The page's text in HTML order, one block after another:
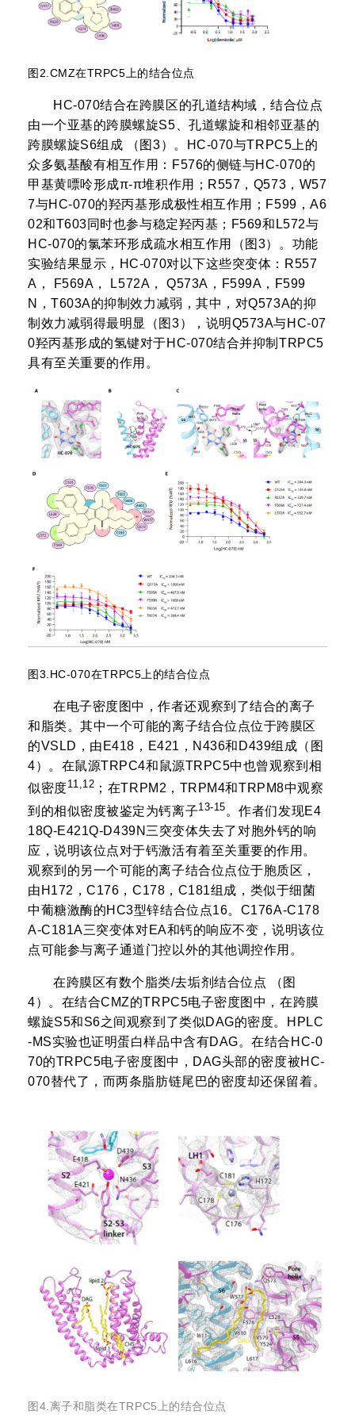
图2.CMZ在TRPC5上的结合位点
HC-070结合在跨膜区的孔道结构域，结合位点
由一个亚基的跨膜螺旋S5、孔道螺旋和相邻亚基的
跨膜螺旋S6组成 （图3）。HC-070与TRPC5上的
众多氨基酸有相互作用：F576的侧链与HC-070的
甲基黄嘌呤形成π-π堆积作用；R557，Q573，W57
7与HC-070的羟丙基形成极性相互作用；F599，A6
02和T603同时也参与稳定羟丙基；F569和L572与
HC-070的氯苯环形成疏水相互作用（图3）。功能
实验结果显示，HC-070对以下这些突变体：R557
A， F569A， L572A， Q573A，F599A，F599
N，T603A的抑制效力减弱，其中，对Q573A的抑
制效力减弱得最明显（图3），说明Q573A与HC-07
0羟丙基形成的氢键对于HC-070结合并抑制TRPC5
具有至关重要的作用。
图3.HC-070在TRPC5上的结合位点
在电子密度图中，作者还观察到了结合的离子
和脂类。其中一个可能的离子结合位点位于跨膜区
的VSLD，由E418，E421，N436和D439组成（图
4）。在鼠源TRPC4和鼠源TRPC5中也曾观察到相
似密度11,12 ；在TRPM2，TRPM4和TRPM8中观察
到的相似密度被鉴定为钙离子13-15 。作者们发现E4
18Q-E421Q-D439N三突变体失去了对胞外钙的响
应，说明该位点对于钙激活有着至关重要的作用。
观察到的另一个可能的离子结合位点位于胞质区，
由H172，C176，C178，C181组成，类似于细菌
中葡糖激酶的HC3型锌结合位点16。C176A-C178
A-C181A三突变体对EA和钙的响应不变，说明该位
点可能参与离子通道门控以外的其他调控作用。
在跨膜区有数个脂类/去垢剂结合位点 （图
4）。在结合CMZ的TRPC5电子密度图中，在跨膜
螺旋S5和S6之间观察到了类似DAG的密度。HPLC
-MS实验也证明蛋白样品中含有DAG。在结合HC-0
70的TRPC5电子密度图中，DAG头部的密度被HC-
070替代了，而两条脂肪链尾巴的密度却还保留着。
图4.离子和脂类在TRPC5上的结合位点